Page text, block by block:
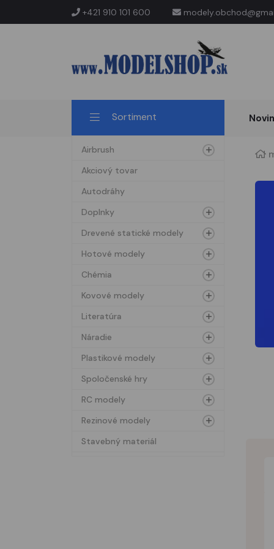
+421 910 101 600
Sortiment
Airbrush
Akciový tovar
Autodráhy
Doplnky
Drevené statické modely
Hotové modely
Chémia
Kovové modely
Literatúra
Náradie
Plastikové modely
Spoločenské hry
RC modely
Rezinové modely
Stavebný materiál